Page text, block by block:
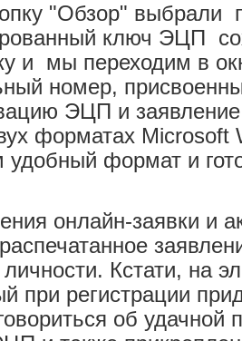
"Обзор" выбрали
ключ ЭЦП
и мы переходим в
номер,
ЭЦП и
форматах Microsoft
удобный формат и
онлайн-заявки и
Кстати, на
при регистрации
об удачной